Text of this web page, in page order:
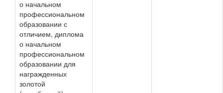
о начальном
профессиональном
образовании с
отличием, диплома
о начальном
профессиональном
образовании для
награжденных
золотой